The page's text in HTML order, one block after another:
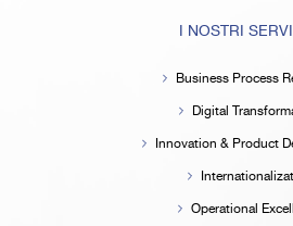
I NOSTRI
Business Process
Digital
Innovation & Product
Operational